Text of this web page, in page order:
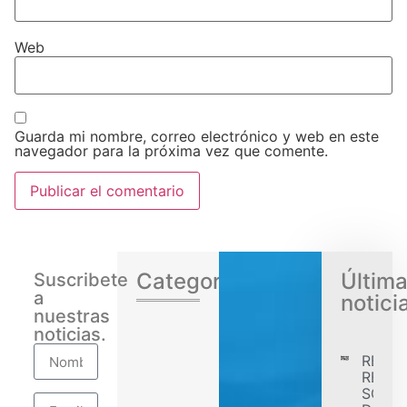
Web
Guarda mi nombre, correo electrónico y web en este
navegador para la próxima vez que comente.
Suscribete
a
nuestras
noticias.
Categorias